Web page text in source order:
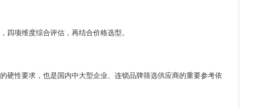
四项维度综合评估，再结合价格选型。
硬性要求，也是国内中大型企业、连锁品牌筛选供应商的重要参考依